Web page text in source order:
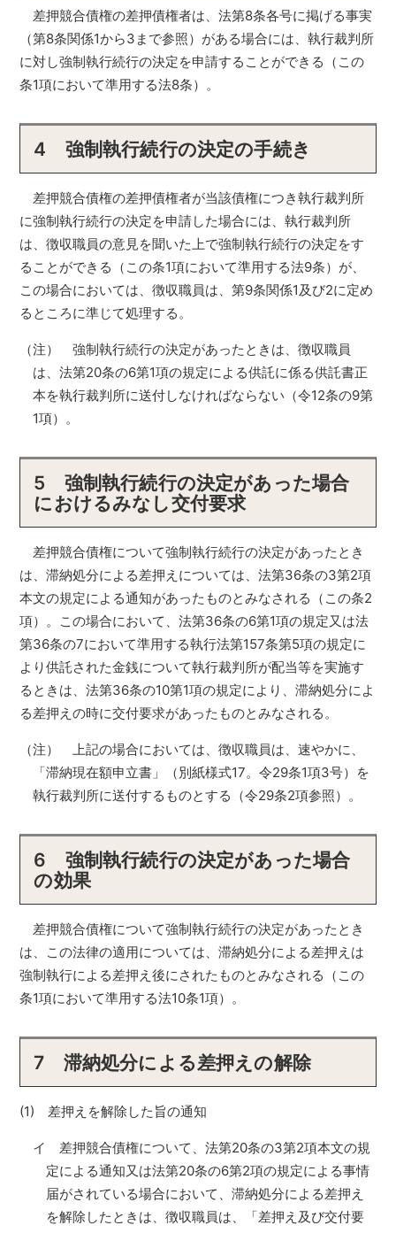
差押競合債権の差押債権者は、法第8条各号に掲げる事実
（第8条関係1から3まで参照）がある場合には、執行裁判所
に対し強制執行続行の決定を申請することができる（この
条1項において準用する法8条）。
4 強制執行続行の決定の手続き
差押競合債権の差押債権者が当該債権につき執行裁判所
に強制執行続行の決定を申請した場合には、執行裁判所
は、徴収職員の意見を聞いた上で強制執行続行の決定をす
ることができる（この条1項において準用する法9条）が、
この場合においては、徴収職員は、第9条関係1及び2に定め
るところに準じて処理する。
（注） 強制執行続行の決定があったときは、徴収職員
は、法第20条の6第1項の規定による供託に係る供託書正
本を執行裁判所に送付しなければならない（令12条の9第
1項）。
5 強制執行続行の決定があった場合
におけるみなし交付要求
差押競合債権について強制執行続行の決定があったとき
は、滞納処分による差押えについては、法第36条の3第2項
本文の規定による通知があったものとみなされる（この条2
項）。この場合において、法第36条の6第1項の規定又は法
第36条の7において準用する執行法第157条第5項の規定に
より供託された金銭について執行裁判所が配当等を実施す
るときは、法第36条の10第1項の規定により、滞納処分によ
る差押えの時に交付要求があったものとみなされる。
（注） 上記の場合においては、徴収職員は、速やかに、
「滞納現在額申立書」（別紙様式17。令29条1項3号）を
執行裁判所に送付するものとする（令29条2項参照）。
6 強制執行続行の決定があった場合
の効果
差押競合債権について強制執行続行の決定があったとき
は、この法律の適用については、滞納処分による差押えは
強制執行による差押え後にされたものとみなされる（この
条1項において準用する法10条1項）。
7 滞納処分による差押えの解除
(1) 差押えを解除した旨の通知
イ 差押競合債権について、法第20条の3第2項本文の規
定による通知又は法第20条の6第2項の規定による事情
届がされている場合において、滞納処分による差押え
を解除したときは、徴収職員は、「差押え及び交付要